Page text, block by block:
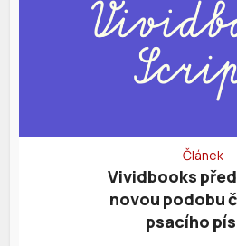
Článek
Vividbooks
novou podobu
psacího